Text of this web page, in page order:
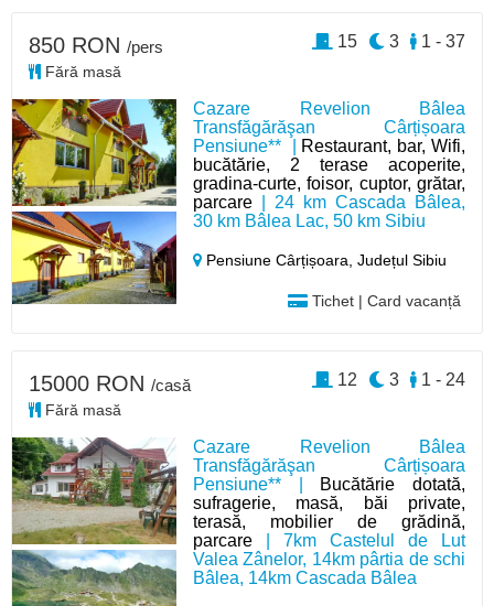
Cazare Revelion Bâlea
Transfăgărăşan Cârțișoara
Pensiune** | Restaurant, bar, Wifi,
bucătărie, 2 terase acoperite,
gradina-curte, foisor, cuptor, grătar,
parcare | 24 km Cascada Bâlea,
30 km Bâlea Lac, 50 km Sibiu
Pensiune Cârțișoara,Județul Sibiu
Tichet | Card vacanță
850 RON /pers
Fără masă
1 - 37
3
15
Cazare Revelion Bâlea
Transfăgărăşan Cârțișoara
Pensiune** | Bucătărie dotată,
sufragerie, masă, băi private,
terasă, mobilier de grădină,
parcare | 7km Castelul de Lut
Valea Zânelor, 14km pârtia de schi
Bâlea, 14km Cascada Bâlea
15000 RON /casă
Fără masă
1 - 24
3
12